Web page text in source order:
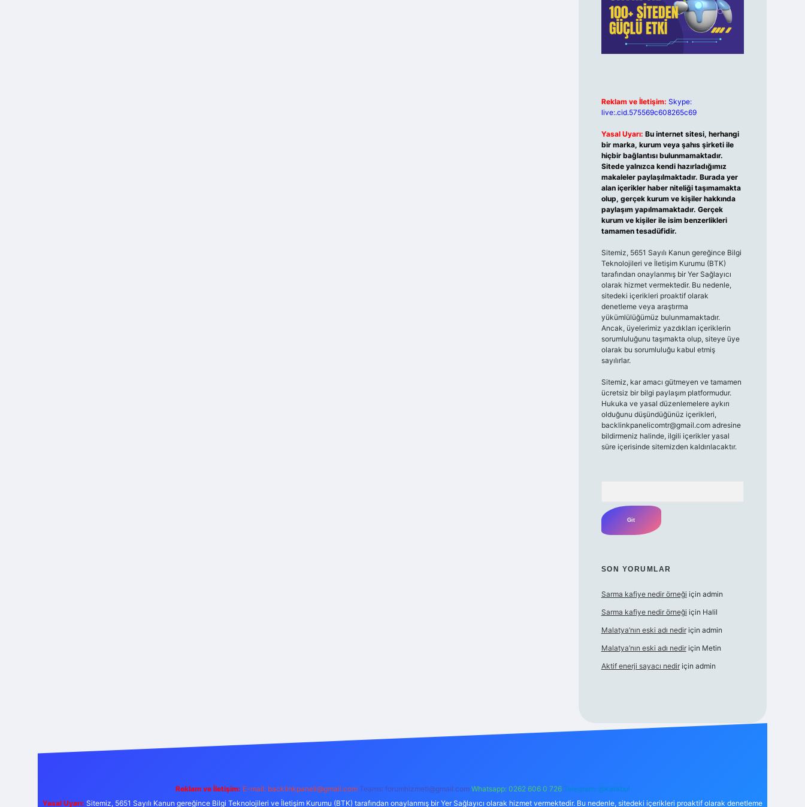
Reklam ve İletişim: Skype:
live:.cid.575569c608265c69
Yasal Uyarı: Bu internet sitesi, herhangi
bir marka, kurum veya şahıs şirketi ile
hiçbir bağlantısı bulunmamaktadır.
Sitede yalnızca kendi hazırladığımız
makaleler paylaşılmaktadır. Burada yer
alan içerikler haber niteliği taşımamakta
olup, gerçek kurum ve kişiler hakkında
paylaşım yapılmamaktadır. Gerçek
kurum ve kişiler ile isim benzerlikleri
tamamen tesadüfidir.
Sitemiz, 5651 Sayılı Kanun gereğince Bilgi
Teknolojileri ve İletişim Kurumu (BTK)
tarafından onaylanmış bir Yer Sağlayıcı
olarak hizmet vermektedir. Bu nedenle,
sitedeki içerikleri proaktif olarak
denetleme veya araştırma
yükümlülüğümüz bulunmamaktadır.
Ancak, üyelerimiz yazdıkları içeriklerin
sorumluluğunu taşımakta olup, siteye üye
olarak bu sorumluluğu kabul etmiş
sayılırlar.
Sitemiz, kar amacı gütmeyen ve tamamen
ücretsiz bir bilgi paylaşım platformudur.
Hukuka ve yasal düzenlemelere aykırı
olduğunu düşündüğünüz içerikleri,
backlinkpanelicomtr@gmail.comadresine
bildirmeniz halinde, ilgili içerikler yasal
süre içerisinde sitemizden kaldırılacaktır.
SON YORUMLAR
Sarma kafiye nedir örneği için admin
Sarma kafiye nedir örneği için Halil
Malatya’nın eski adı nediriçin admin
Malatya’nın eski adı nediriçin Metin
Aktif enerji sayacı nediriçin admin
Reklam ve İletişim: E-mail: backlinkpaneli@gmail.com Teams: forumhizmeti@gmail.com Whatsapp: 0262 606 0 726 Telegram: @karabul
Yasal Uyarı: Sitemiz, 5651 Sayılı Kanun gereğince Bilgi Teknolojileri ve İletişim Kurumu (BTK) tarafından onaylanmış bir Yer Sağlayıcı olarak hizmet vermektedir. Bu nedenle, sitedeki içerikleri proaktif olarak denetleme